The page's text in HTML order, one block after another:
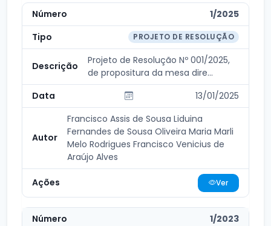
1/2025
PROJETO DE RESOLUÇÃO
Projeto de Resolução Nº 001/2025,
de propositura da mesa dire...
13/01/2025
Francisco Assis de Sousa Liduina
Fernandes de Sousa Oliveira Maria Marli
Melo Rodrigues Francisco Venicius de
Araújo Alves
Ver
1/2023